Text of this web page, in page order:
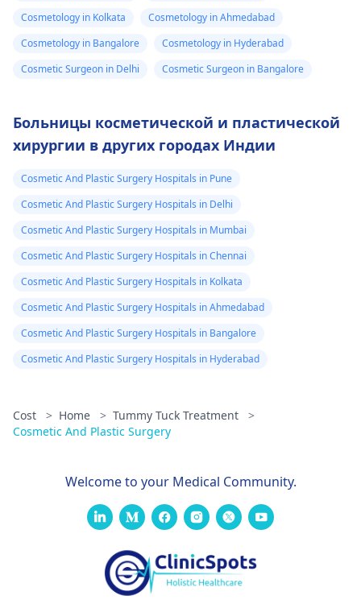
Cosmetology in Kolkata
Cosmetology in Ahmedabad
Cosmetology in Bangalore
Cosmetology in Hyderabad
Cosmetic Surgeon in Delhi
Cosmetic Surgeon in Bangalore
Больницы косметической и пластической
хирургии в других городах Индии
Cosmetic And Plastic Surgery Hospitals in Pune
Cosmetic And Plastic Surgery Hospitals in Delhi
Cosmetic And Plastic Surgery Hospitals in Mumbai
Cosmetic And Plastic Surgery Hospitals in Chennai
Cosmetic And Plastic Surgery Hospitals in Kolkata
Cosmetic And Plastic Surgery Hospitals in Ahmedabad
Cosmetic And Plastic Surgery Hospitals in Bangalore
Cosmetic And Plastic Surgery Hospitals in Hyderabad
Cost > Home > Tummy Tuck Treatment
>
Cosmetic And Plastic Surgery
Welcome to your Medical Community.